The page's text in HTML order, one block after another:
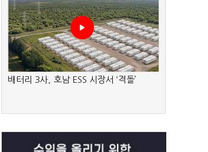
배터리 3사, 호남 ESS 시장서 ‘격돌’